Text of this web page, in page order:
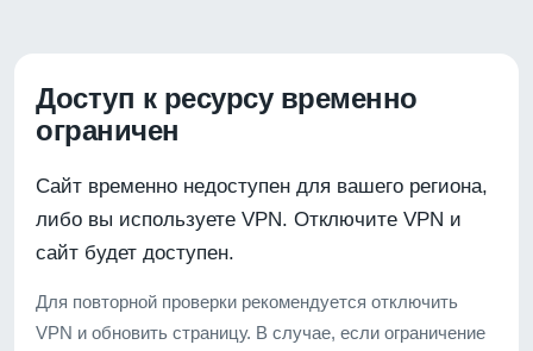
Доступ к ресурсу временно
ограничен
Сайт временно недоступен для вашего региона,
либо вы используете VPN. Отключите VPN и
сайт будет доступен.
Для повторной проверки рекомендуется отключить
VPN и обновить страницу. В случае, если ограничение